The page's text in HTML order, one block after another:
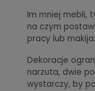
Im mniej mebli,
na czym
pracy lub
Dekoracje
narzuta, dwie
wystarczy, by